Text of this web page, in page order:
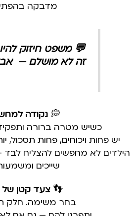
מדבקה
💬 משפט חיזוק
זה לא מושלם —
💭 נקודה
כשיש מטרה ברורה
יש פחות ויכוחים, פחות תסכול,
הילדים לא מחפשים להצליח לבד
שייכים
👣 צעד קטן של
בחר משימה. חלק